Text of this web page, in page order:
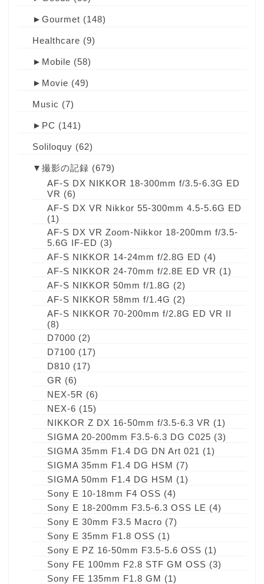
► Gourmet (148)
Healthcare (9)
► Mobile (58)
► Movie (49)
Music (7)
► PC (141)
Soliloquy (62)
▼ 撮影の記録 (679)
AF-S DX NIKKOR 18-300mm f/3.5-6.3G ED
VR (6)
AF-S DX VR Nikkor 55-300mm 4.5-5.6G ED
(1)
AF-S DX VR Zoom-Nikkor 18-200mm f/3.5-
5.6G IF-ED (3)
AF-S NIKKOR 14-24mm f/2.8G ED (4)
AF-S NIKKOR 24-70mm f/2.8E ED VR (1)
AF-S NIKKOR 50mm f/1.8G (2)
AF-S NIKKOR 58mm f/1.4G (2)
AF-S NIKKOR 70-200mm f/2.8G ED VR II
(8)
D7000 (2)
D7100 (17)
D810 (17)
GR (6)
NEX-5R (6)
NEX-6 (15)
NIKKOR Z DX 16-50mm f/3.5-6.3 VR (1)
SIGMA 20-200mm F3.5-6.3 DG C025 (3)
SIGMA 35mm F1.4 DG DN Art 021 (1)
SIGMA 35mm F1.4 DG HSM (7)
SIGMA 50mm F1.4 DG HSM (1)
Sony E 10-18mm F4 OSS (4)
Sony E 18-200mm F3.5-6.3 OSS LE (4)
Sony E 30mm F3.5 Macro (7)
Sony E 35mm F1.8 OSS (1)
Sony E PZ 16-50mm F3.5-5.6 OSS (1)
Sony FE 100mm F2.8 STF GM OSS (3)
Sony FE 135mm F1.8 GM (1)